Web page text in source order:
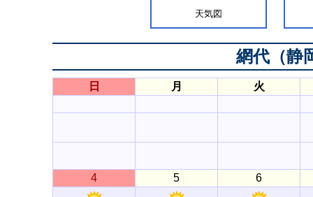
天気図
網代（静
日 月 火
4 5 6